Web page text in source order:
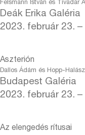
Felsmann István és Tivadar
Deák Erika Galéria
2023. február 23.
Aszterión
Dallos Ádám és Hopp-
Budapest Galéria
2023. február 23. –
Az elengedés rítusai